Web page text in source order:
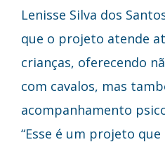
Lenisse Silva dos
que o projeto atende
crianças, oferecendo
com cavalos, mas
acompanhamento
“Esse é um projeto